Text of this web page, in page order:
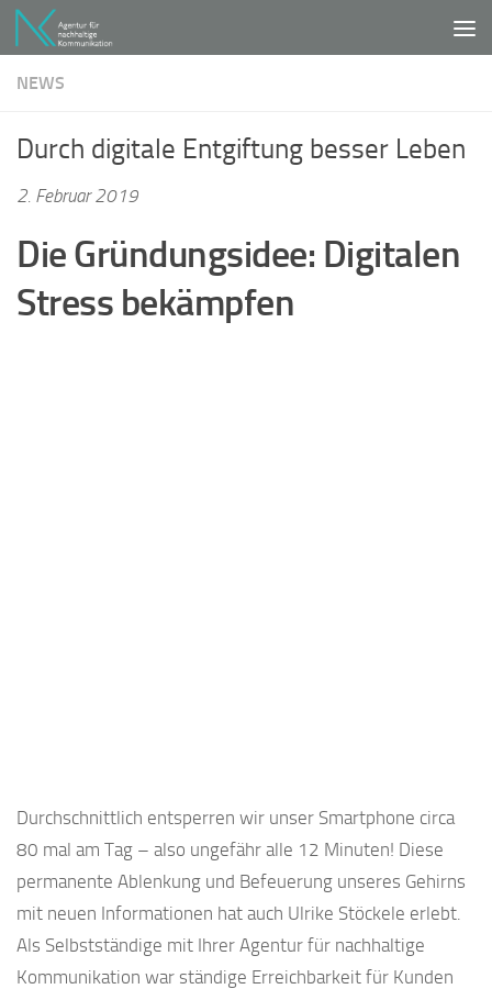
Unter dem Inhalt
NEWS
Durch digitale Entgiftung besser Leben
2. Februar 2019
Die Gründungsidee: Digitalen
Stress bekämpfen
Durchschnittlich entsperren wir unser Smartphone circa
80 mal am Tag – also ungefähr alle 12 Minuten! Diese
permanente Ablenkung und Befeuerung unseres Gehirns
mit neuen Informationen hat auch Ulrike Stöckele erlebt.
Als Selbstständige mit Ihrer Agentur für nachhaltige
Kommunikation war ständige Erreichbarkeit für Kunden